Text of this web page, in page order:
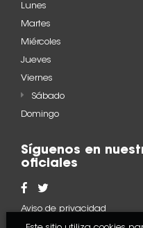
Lunes
Martes
Miércoles
Jueves
Viernes
Sábado
Domingo
Síguenos en
oficiales
Aviso de privacidad